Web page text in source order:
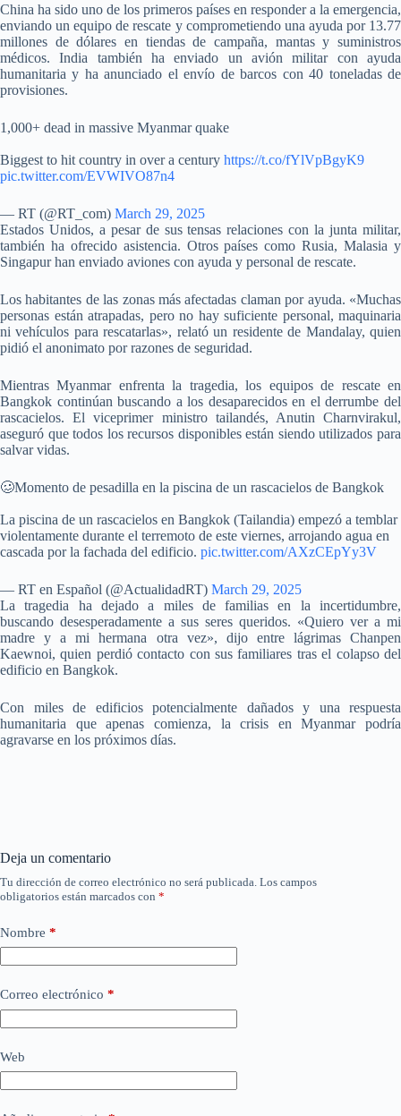
China ha sido uno de los primeros países en responder a la emergencia,
enviando un equipo de rescate y comprometiendo una ayuda por 13.77
millones de dólares en tiendas de campaña, mantas y suministros
médicos. India también ha enviado un avión militar con ayuda
humanitaria y ha anunciado el envío de barcos con 40 toneladas de
provisiones.
1,000+ dead in massive Myanmar quake
Biggest to hit country in over a century https://t.co/fYlVpBgyK9
pic.twitter.com/EVWIVO87n4
— RT (@RT_com) March 29, 2025
Estados Unidos, a pesar de sus tensas relaciones con la junta militar,
también ha ofrecido asistencia. Otros países como Rusia, Malasia y
Singapur han enviado aviones con ayuda y personal de rescate.
Los habitantes de las zonas más afectadas claman por ayuda. «Muchas
personas están atrapadas, pero no hay suficiente personal, maquinaria
ni vehículos para rescatarlas», relató un residente de Mandalay, quien
pidió el anonimato por razones de seguridad.
Mientras Myanmar enfrenta la tragedia, los equipos de rescate en
Bangkok continúan buscando a los desaparecidos en el derrumbe del
rascacielos. El viceprimer ministro tailandés, Anutin Charnvirakul,
aseguró que todos los recursos disponibles están siendo utilizados para
salvar vidas.
🥴Momento de pesadilla en la piscina de un rascacielos de Bangkok
La piscina de un rascacielos en Bangkok (Tailandia) empezó a temblar
violentamente durante el terremoto de este viernes, arrojando agua en
cascada por la fachada del edificio. pic.twitter.com/AXzCEpYy3V
— RT en Español (@ActualidadRT) March 29, 2025
La tragedia ha dejado a miles de familias en la incertidumbre,
buscando desesperadamente a sus seres queridos. «Quiero ver a mi
madre y a mi hermana otra vez», dijo entre lágrimas Chanpen
Kaewnoi, quien perdió contacto con sus familiares tras el colapso del
edificio en Bangkok.
Con miles de edificios potencialmente dañados y una respuesta
humanitaria que apenas comienza, la crisis en Myanmar podría
agravarse en los próximos días.
Deja un comentario
Tu dirección de correo electrónico no será publicada. Los campos
obligatorios están marcados con *
Nombre *
Correo electrónico *
Web